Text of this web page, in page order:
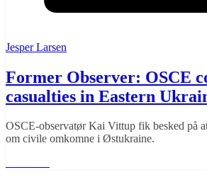
Jesper Larsen
Former Observer: OSCE
casualties in Eastern
OSCE-observatør Kai Vittup fik besked på
om civile omkomne i Østukraine.